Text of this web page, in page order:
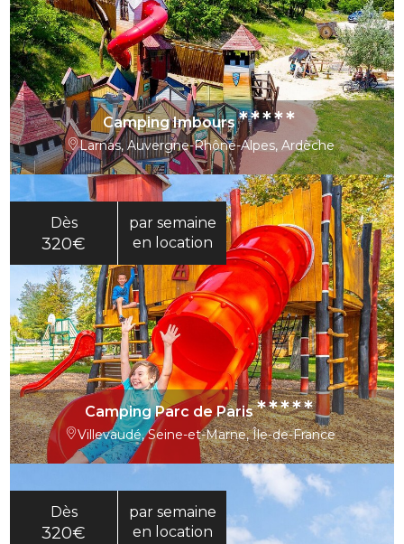
Camping Imbours*****
Larnas, Auvergne-Rhône-Alpes, Ardèche
Dès
320€
par semaine
en location
Camping Parc de Paris*****
Villevaudé, Seine-et-Marne, Île-de-France
Dès
320€
par semaine
en location